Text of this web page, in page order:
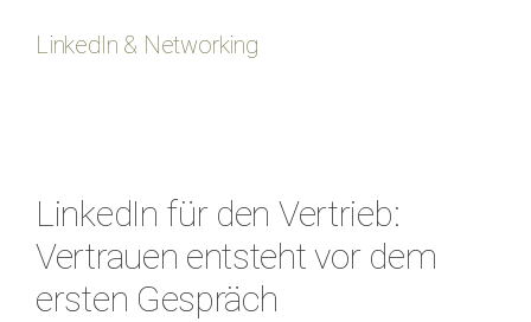
LinkedIn & Networking
LinkedIn für den Vertrieb:
Vertrauen entsteht vor dem
ersten Gespräch